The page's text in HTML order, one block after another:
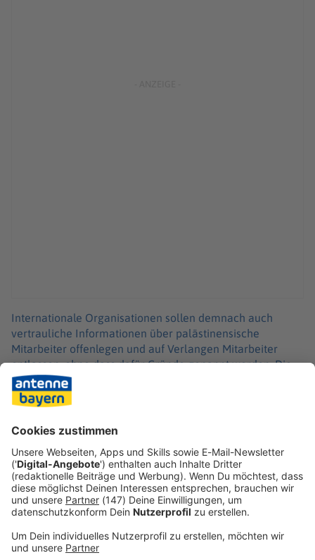
Internationale Organisationen sollen demnach auch
vertrauliche Informationen über palästinensische
Mitarbeiter offenlegen und auf Verlangen Mitarbeiter
entlassen, ohne dass dafür Gründe genannt werden. Die
Beteiligung einer Konfliktpartei an der
Personalüberprüfung wird als Verstoß gegen humanitäre
Grundsätze wie Neutralität und Unabhängigkeit bewertet.
Angebote zur Überprüfung durch neutrale Stellen seien